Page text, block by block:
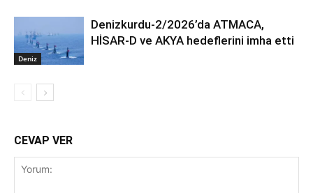
Deniz
Denizkurdu-2/2026’da ATMACA,
HİSAR-D ve AKYA hedeflerini imha etti
CEVAP VER